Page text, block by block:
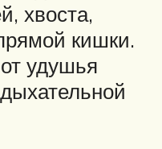
хвоста,
кишки.
удушья